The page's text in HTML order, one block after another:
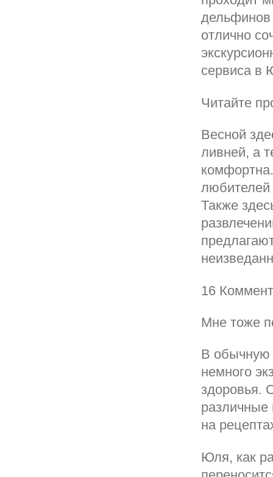
дельфинов
отлично
сервиса в
Читайте
Весной
ливней, а
любителей
Также
16
Мне тоже
В обычную
немного
здоровья.
различные
на
Юля, как